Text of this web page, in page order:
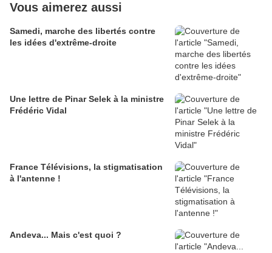
Vous aimerez aussi
Samedi, marche des libertés contre
les idées d'extrême-droite
Une lettre de Pinar Selek à la ministre
Frédéric Vidal
France Télévisions, la stigmatisation
à l'antenne !
Andeva... Mais c'est quoi ?